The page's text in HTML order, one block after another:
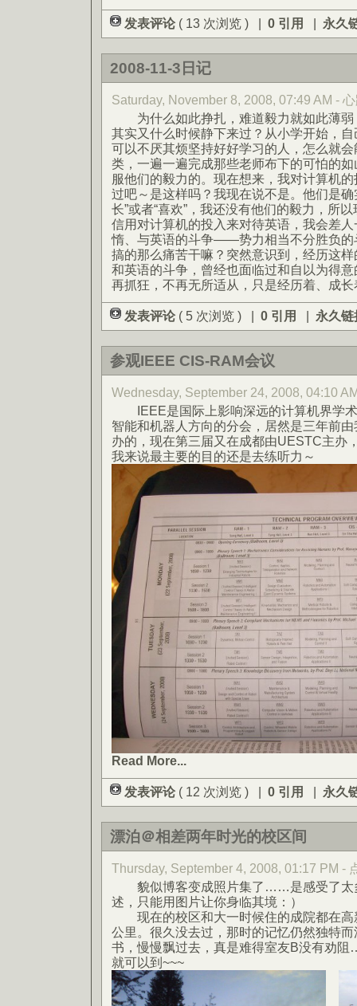
发表评论 ( 13 次浏览 ) | 0 引用 | 永久
2008-11-3日记
Saturday, November 8, 2008, 07:49 AM -
为什么如此挣扎，难道毅力就如此薄弱
其实又什么时候静下来过？从小学开始，
可以不厌其烦坚持好好学习的人，怎么就
类，一遍一遍完成那些老师布下的可怕的
服他们的毅力的。现在想来，我对计算机
过吧～是这样吗？我现在说不是。他们是
长”或者“喜欢”，我还没有他们的毅力，所
信用对计算机的投入来对待英语，我会差
惰、与英语的斗争——势力相当不分胜负的
搞的那么痛苦干嘛？突然意识到，经历这
和英语的斗争，曾经也面临过和自以为得
再抓狂，不再无所适从，只是经历着、成长
发表评论 ( 5 次浏览 ) | 0 引用 | 永久链
参观IEEE CIS-RAM会议
Wednesday, September 24, 2008, 04:10
IEEE是国际上影响深远的计算机界学术
智能和机器人方向的分会，居然是三年前
办的，现在第三届又在成都由UESTC主办
我来说最主要的目的还是去练听力～
Read More...
发表评论 ( 12 次浏览 ) | 0 引用 | 永久
漂泊＠相差两年时光的校区间
Thursday, September 4, 2008, 01:17 PM -
貌似博客变成照片集了……是感受了太
述，只能用图片让你身临其境：）
现在的校区和大一时候住的成院都在高
公里。很久没去过，那时的记忆仍然独特
书，慢慢飘过去，真是难得室友B没有劝
就可以到~~~